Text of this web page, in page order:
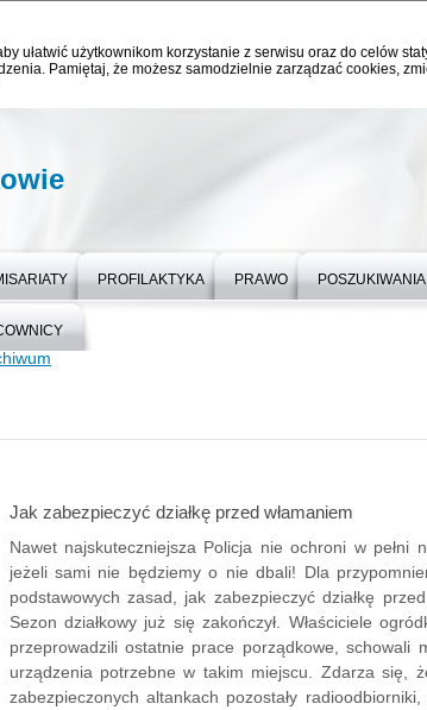
ułatwić użytkownikom korzystanie z serwisu oraz do celów
Pamiętaj, że możesz samodzielnie zarządzać cookies,
PROFILAKTYKA PRAWO POSZUKIWANIA
Jak zabezpieczyć działkę przed włamaniem
Nawet najskuteczniejsza Policja nie ochroni w pełni
jeżeli sami nie będziemy o nie dbali! Dla
podstawowych zasad, jak zabezpieczyć działkę przed
Sezon działkowy już się zakończył. Właściciele
przeprowadzili ostatnie prace porządkowe, schowali
urządzenia potrzebne w takim miejscu. Zdarza się,
zabezpieczonych altankach pozostały radioodbiorniki,